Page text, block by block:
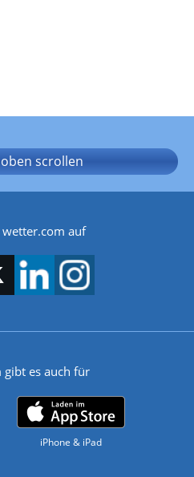
scrollen
wetter.com auf
es auch für
iPhone & iPad